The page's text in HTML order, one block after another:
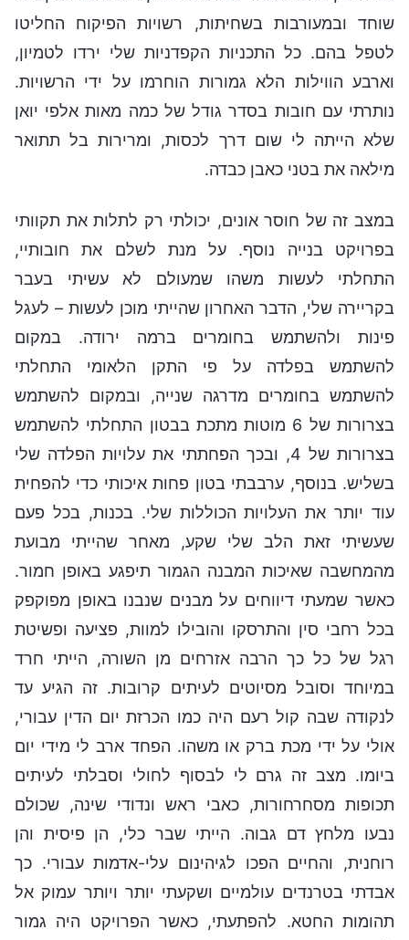
שוחד ובמעורבות בשחיתות, רשויות הפיקוח החליטו
לטפל בהם. כל התכניות הקפדניות שלי ירדו לטמיון,
וארבע הווילות הלא גמורות הוחרמו על ידי הרשויות.
נותרתי עם חובות בסדר גודל של כמה מאות אלפי יואן
שלא הייתה לי שום דרך לכסות, ומרירות בל תתואר
מילאה את בטני כאבן כבדה.
במצב זה של חוסר אונים, יכולתי רק לתלות את תקוותי
בפרויקט בנייה נוסף. על מנת לשלם את חובותיי,
התחלתי לעשות משהו שמעולם לא עשיתי בעבר
בקריירה שלי, הדבר האחרון שהייתי מוכן לעשות – לעגל
פינות ולהשתמש בחומרים ברמה ירודה. במקום
להשתמש בפלדה על פי התקן הלאומי התחלתי
להשתמש בחומרים מדרגה שנייה, ובמקום להשתמש
בצרורות של 6 מוטות מתכת בבטון התחלתי להשתמש
בצרורות של 4, ובכך הפחתתי את עלויות הפלדה שלי
בשליש. בנוסף, ערבבתי בטון פחות איכותי כדי להפחית
עוד יותר את העלויות הכוללות שלי. בכנות, בכל פעם
שעשיתי זאת הלב שלי שקע, מאחר שהייתי מבועת
מהמחשבה שאיכות המבנה הגמור תיפגע באופן חמור.
כאשר שמעתי דיווחים על מבנים שנבנו באופן מפוקפק
בכל רחבי סין והתרסקו והובילו למוות, פציעה ופשיטת
רגל של כל כך הרבה אזרחים מן השורה, הייתי חרד
במיוחד וסובל מסיוטים לעיתים קרובות. זה הגיע עד
לנקודה שבה קול רעם היה כמו הכרזת יום הדין עבורי,
אולי על ידי מכת ברק או משהו. הפחד ארב לי מידי יום
ביומו. מצב זה גרם לי לבסוף לחולי וסבלתי לעיתים
תכופות מסחרחורות, כאבי ראש ונדודי שינה, שכולם
נבעו מלחץ דם גבוה. הייתי שבר כלי, הן פיסית והן
רוחנית, והחיים הפכו לגיהינום עלי-אדמות עבורי. כך
אבדתי בטרנדים עולמיים ושקעתי יותר ויותר עמוק אל
תהומות החטא. להפתעתי, כאשר הפרויקט היה גמור